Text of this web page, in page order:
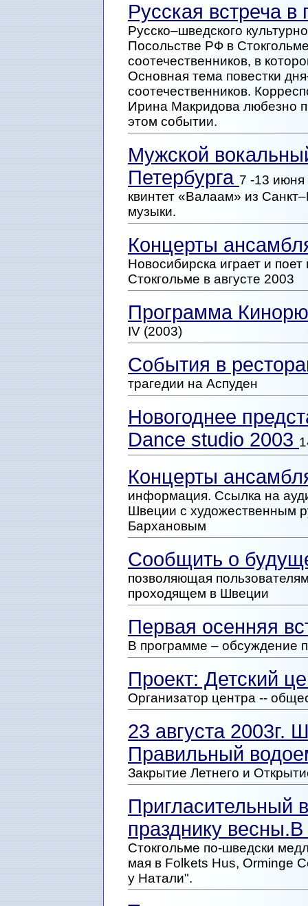
Русская встреча
Русско–шведского
Посольстве РФ в
соотечественников, в
Основная тема повестки
соотечественников.
Ирина Макридова любезно
этом событии.
Мужской
Петербурга 7 -13 июня
квинтет «Валаам» из
музыки.
Концерты
Новосибирска играет и
Стокгольме в августе 2003
Программа
IV (2003)
События в
трагедии на Аспуден
Новогоднее
Dance studio 2003
Концерты
информация. Ссылка на
Швеции с художественным
Бархановым
Сообщить о
позволяющая
проходящем в Швеции
Первая осенняя
В программе – обсуждение
Проект: Детский
Организатор центра --
23 августа 2003г.
Правильный
Закрытие Летнего и
Пригласительный
празднику
Стокгольме по-шведски
мая в Folkets Hus, Orminge
у Натали".